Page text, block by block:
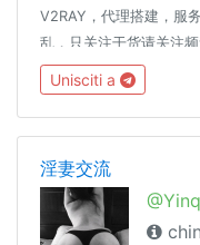
V2RAY，代理搭建，服
乱，只关注干货请关注
用软件或线报可以发送
https://t.me/
Unisciti a
淫妻交流